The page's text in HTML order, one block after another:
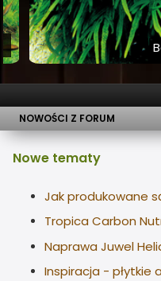
NOWOŚCI Z FORUM
Nowe tematy
Jak produkowane
Tropica Carbon
Naprawa Juwel
Inspiracja - płytkie